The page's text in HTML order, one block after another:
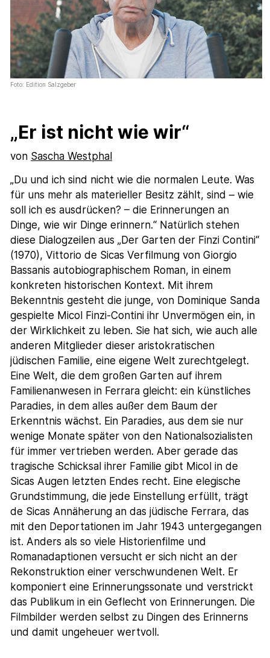
Foto: Edition Salzgeber
„Er ist nicht wie wir“
von Sascha Westphal
„Du und ich sind nicht wie die normalen Leute. Was
für uns mehr als materieller Besitz zählt, sind – wie
soll ich es ausdrücken? – die Erinnerungen an
Dinge, wie wir Dinge erinnern.“ Natürlich stehen
diese Dialogzeilen aus „Der Garten der Finzi Contini“
(1970), Vittorio de Sicas Verfilmung von Giorgio
Bassanis autobiographischem Roman, in einem
konkreten historischen Kontext. Mit ihrem
Bekenntnis gesteht die junge, von Dominique Sanda
gespielte Micol Finzi-Contini ihr Unvermögen ein, in
der Wirklichkeit zu leben. Sie hat sich, wie auch alle
anderen Mitglieder dieser aristokratischen
jüdischen Familie, eine eigene Welt zurechtgelegt.
Eine Welt, die dem großen Garten auf ihrem
Familienanwesen in Ferrara gleicht: ein künstliches
Paradies, in dem alles außer dem Baum der
Erkenntnis wächst. Ein Paradies, aus dem sie nur
wenige Monate später von den Nationalsozialisten
für immer vertrieben werden. Aber gerade das
tragische Schicksal ihrer Familie gibt Micol in de
Sicas Augen letzten Endes recht. Eine elegische
Grundstimmung, die jede Einstellung erfüllt, trägt
de Sicas Annäherung an das jüdische Ferrara, das
mit den Deportationen im Jahr 1943 untergegangen
ist. Anders als so viele Historienfilme und
Romanadaptionen versucht er sich nicht an der
Rekonstruktion einer verschwundenen Welt. Er
komponiert eine Erinnerungssonate und verstrickt
das Publikum in ein Geflecht von Erinnerungen. Die
Filmbilder werden selbst zu Dingen des Erinnerns
und damit ungeheuer wertvoll.